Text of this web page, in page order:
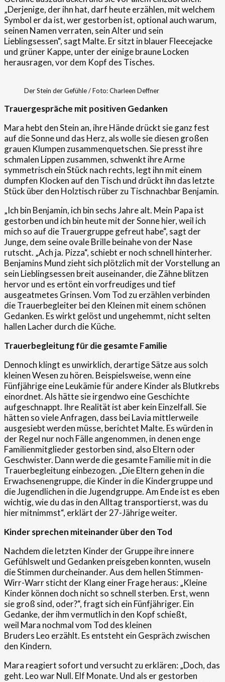
„Derjenige, der ihn hat, darf heute erzählen, mit welchem
Symbol er da ist, wer gestorben ist, optional auch warum,
seinen Namen verraten, sein Alter und sein
Lieblingsessen“, sagt Malte. Er sitzt in blauer Fleecejacke
und grüner Kappe, unter der einige braune Locken
herausragen, vor dem Kopf des Tisches.
Der Stein der Gefühle / Foto: Charleen Deffner
Trauergespräche mit positiven Gedanken
Mara hebt den Stein an, ihre Hände drückt sie ganz fest
auf die Sonne und das Herz, als wolle sie diesen großen
grauen Klumpen zusammenquetschen. Sie presst ihre
schmalen Lippen zusammen, schwenkt ihre Arme
symmetrisch ein Stück nach rechts, legt ihn mit einem
dumpfen Klocken auf den Tisch und drückt ihn das letzte
Stück über den Holztisch rüber zu Tischnachbar Benjamin.
„Ich bin Benjamin, ich bin sechs Jahre alt. Mein Papa ist
gestorben und ich bin heute mit der Sonne hier, weil ich
mich so auf die Trauergruppe gefreut habe“, sagt der
Junge, dem seine ovale Brille beinahe von der Nase
rutscht. „Ach ja. Pizza“, schiebt er noch schnell hinterher.
Benjamins Mund zieht sich plötzlich mit der Vorstellung an
sein Lieblingsessen breit auseinander, die Zähne blitzen
hervor und es ertönt ein vorfreudiges und tief
ausgeatmetes Grinsen. Vom Tod zu erzählen verbinden
die Trauerbegleiter bei den Kleinen mit einem schönen
Gedanken. Es wirkt gelöst und ungehemmt, nicht selten
hallen Lacher durch die Küche.
Trauerbegleitung für die gesamte Familie
Dennoch klingt es unwirklich, derartige Sätze aus solch
kleinen Wesen zu hören. Beispielsweise, wenn eine
Fünfjährige eine Leukämie für andere Kinder als Blutkrebs
einordnet. Als hätte sie irgendwo eine Geschichte
aufgeschnappt. Ihre Realität ist aber kein Einzelfall. Sie
hätten so viele Anfragen, dass bei Lavia mittlerweile
ausgesiebt werden müsse, berichtet Malte. Es würden in
der Regel nur noch Fälle angenommen, in denen enge
Familienmitglieder gestorben sind, also Eltern oder
Geschwister. Dann werde die gesamte Familie mit in die
Trauerbegleitung einbezogen. „Die Eltern gehen in die
Erwachsenengruppe, die Kinder in die Kindergruppe und
die Jugendlichen in die Jugendgruppe. Am Ende ist es eben
wichtig, wie du das in den Alltag transportierst, was du
hier mitnimmst“, erklärt der 27-Jährige weiter.
Kinder sprechen miteinander über den Tod
Nachdem die letzten Kinder der Gruppe ihre innere
Gefühlswelt und Gedanken preisgeben konnten, wuseln
die Stimmen durcheinander. Aus dem hellen Stimmen-
Wirr-Warr sticht der Klang einer Frage heraus: „Kleine
Kinder können doch nicht so schnell sterben. Erst, wenn
sie groß sind, oder?“, fragt sich ein Fünfjähriger. Ein
Gedanke, der ihm vermutlich in den Kopf schießt,
weil Mara nochmal vom Tod des kleinen
Bruders Leo erzählt. Es entsteht ein Gespräch zwischen
den Kindern.
Mara reagiert sofort und versucht zu erklären: „Doch, das
geht. Leo war Null. Elf Monate. Und als er gestorben